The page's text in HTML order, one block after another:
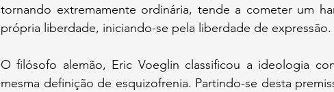
tornando extremamente ordinária, tende a cometer um
própria liberdade, iniciando-se pela liberdade de expressão.
O filósofo alemão, Eric Voeglin classificou a ideologia
mesma definição de esquizofrenia. Partindo-se desta